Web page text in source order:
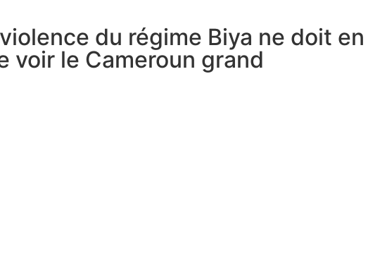
du régime Biya ne doit en
voir le Cameroun grand